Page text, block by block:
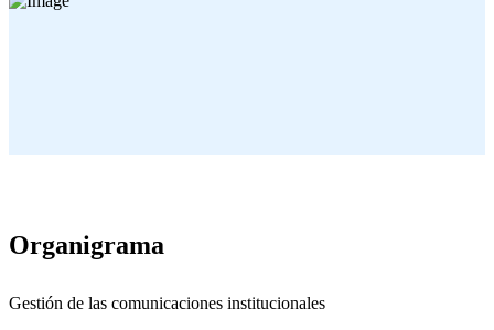
Organigrama
Gestión de las comunicaciones institucionales